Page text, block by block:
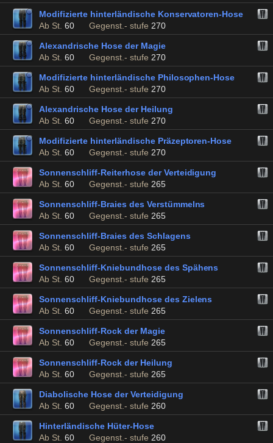
Modifizierte hinterländische Konservatoren-Hose
Ab St. 60 Gegenst.- stufe 270
Alexandrische Hose der Magie
Ab St. 60 Gegenst.- stufe 270
Modifizierte hinterländische Philosophen-Hose
Ab St. 60 Gegenst.- stufe 270
Alexandrische Hose der Heilung
Ab St. 60 Gegenst.- stufe 270
Modifizierte hinterländische Präzeptoren-Hose
Ab St. 60 Gegenst.- stufe 270
Sonnenschliff-Reiterhose der Verteidigung
Ab St. 60 Gegenst.- stufe 265
Sonnenschliff-Braies des Verstümmelns
Ab St. 60 Gegenst.- stufe 265
Sonnenschliff-Braies des Schlagens
Ab St. 60 Gegenst.- stufe 265
Sonnenschliff-Kniebundhose des Spähens
Ab St. 60 Gegenst.- stufe 265
Sonnenschliff-Kniebundhose des Zielens
Ab St. 60 Gegenst.- stufe 265
Sonnenschliff-Rock der Magie
Ab St. 60 Gegenst.- stufe 265
Sonnenschliff-Rock der Heilung
Ab St. 60 Gegenst.- stufe 265
Diabolische Hose der Verteidigung
Ab St. 60 Gegenst.- stufe 260
Hinterländische Hüter-Hose
Ab St. 60 Gegenst.- stufe 260